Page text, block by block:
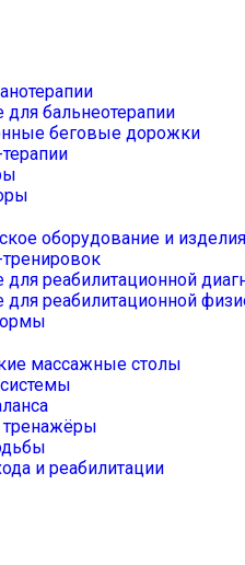
бальнеотерапии
беговые дорожки
оборудование и изделия
реабилитационной
реабилитационной
массажные столы
и реабилитации